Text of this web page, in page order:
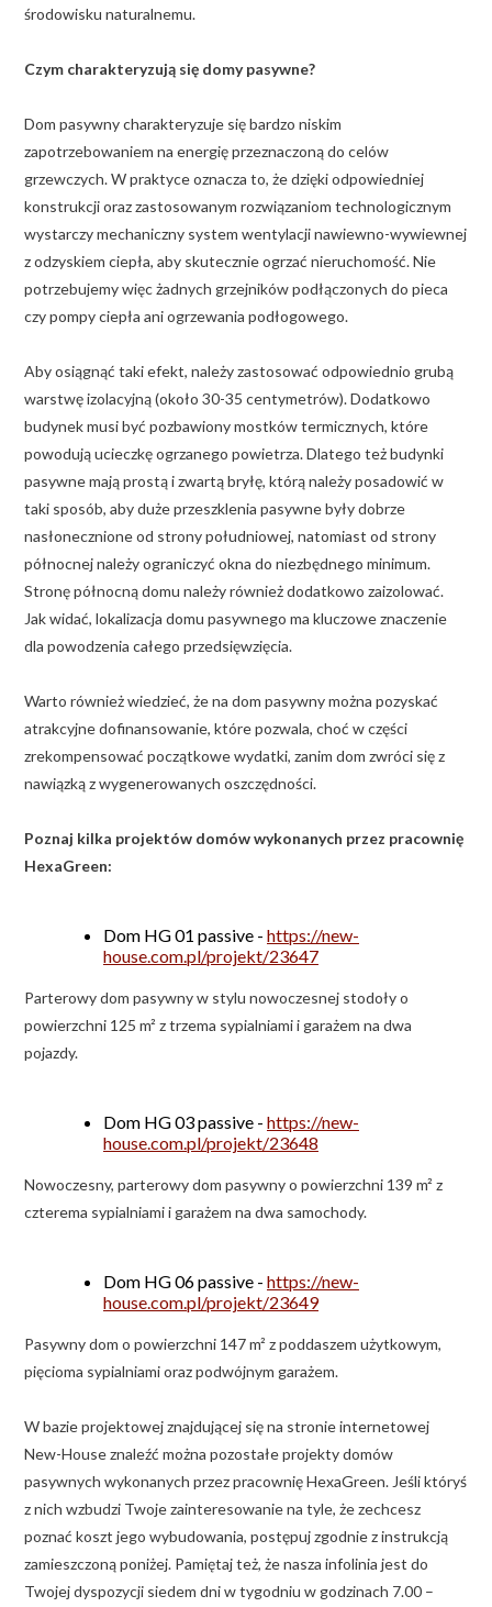
środowisku naturalnemu.
Czym charakteryzują się domy pasywne?
Dom pasywny charakteryzuje się bardzo niskim
zapotrzebowaniem na energię przeznaczoną do celów
grzewczych. W praktyce oznacza to, że dzięki odpowiedniej
konstrukcji oraz zastosowanym rozwiązaniom technologicznym
wystarczy mechaniczny system wentylacji nawiewno-wywiewnej
z odzyskiem ciepła, aby skutecznie ogrzać nieruchomość. Nie
potrzebujemy więc żadnych grzejników podłączonych do pieca
czy pompy ciepła ani ogrzewania podłogowego.
Aby osiągnąć taki efekt, należy zastosować odpowiednio grubą
warstwę izolacyjną (około 30-35 centymetrów). Dodatkowo
budynek musi być pozbawiony mostków termicznych, które
powodują ucieczkę ogrzanego powietrza. Dlatego też budynki
pasywne mają prostą i zwartą bryłę, którą należy posadowić w
taki sposób, aby duże przeszklenia pasywne były dobrze
nasłonecznione od strony południowej, natomiast od strony
północnej należy ograniczyć okna do niezbędnego minimum.
Stronę północną domu należy również dodatkowo zaizolować.
Jak widać, lokalizacja domu pasywnego ma kluczowe znaczenie
dla powodzenia całego przedsięwzięcia.
Warto również wiedzieć, że na dom pasywny można pozyskać
atrakcyjne dofinansowanie, które pozwala, choć w części
zrekompensować początkowe wydatki, zanim dom zwróci się z
nawiązką z wygenerowanych oszczędności.
Poznaj kilka projektów domów wykonanych przez pracownię
HexaGreen:
Dom HG 01 passive - https://new-
house.com.pl/projekt/23647
Parterowy dom pasywny w stylu nowoczesnej stodoły o
powierzchni 125 m² z trzema sypialniami i garażem na dwa
pojazdy.
Dom HG 03 passive - https://new-
house.com.pl/projekt/23648
Nowoczesny, parterowy dom pasywny o powierzchni 139 m² z
czterema sypialniami i garażem na dwa samochody.
Dom HG 06 passive - https://new-
house.com.pl/projekt/23649
Pasywny dom o powierzchni 147 m² z poddaszem użytkowym,
pięcioma sypialniami oraz podwójnym garażem.
W bazie projektowej znajdującej się na stronie internetowej
New-House znaleźć można pozostałe projekty domów
pasywnych wykonanych przez pracownię HexaGreen. Jeśli któryś
z nich wzbudzi Twoje zainteresowanie na tyle, że zechcesz
poznać koszt jego wybudowania, postępuj zgodnie z instrukcją
zamieszczoną poniżej. Pamiętaj też, że nasza infolinia jest do
Twojej dyspozycji siedem dni w tygodniu w godzinach 7.00 –